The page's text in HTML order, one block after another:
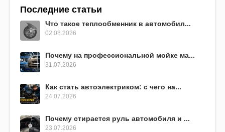
Последние статьи
Что такое теплообменник в автомобил...
02.08.2026
Почему на профессиональной мойке ма...
31.07.2026
Как стать автоэлектриком: с чего на...
24.07.2026
Почему стирается руль автомобиля и ...
23.07.2026